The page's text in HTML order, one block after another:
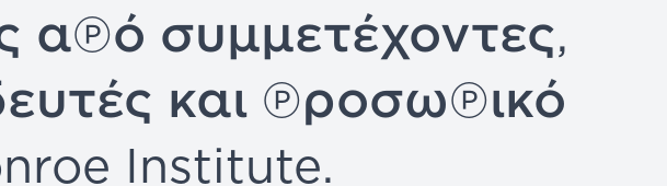
από συμμετέχοντες,
και προσωπικό
Institute.